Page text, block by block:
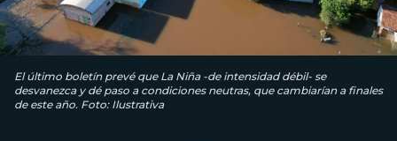
El último boletín prevé que La Niña -de intensidad débil- se
desvanezca y dé paso a condiciones neutras, que cambiarían a finales
de este año. Foto: Ilustrativa